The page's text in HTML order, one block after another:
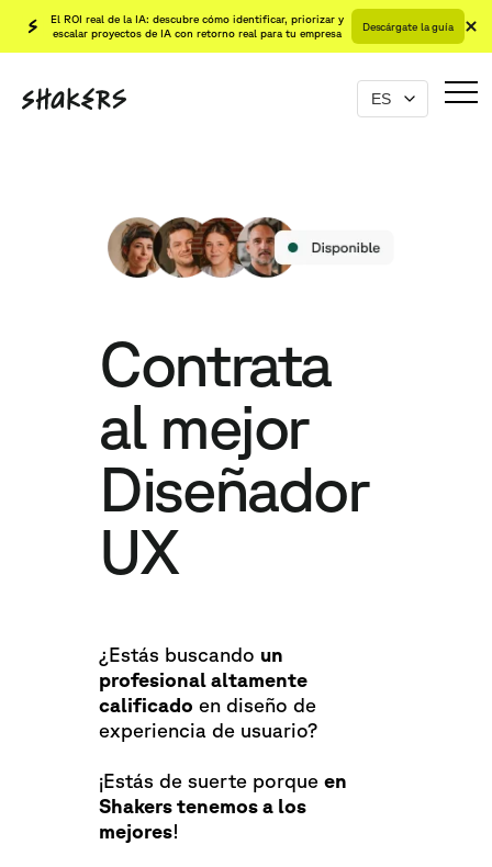
El ROI real de la IA: descubre cómo identificar, priorizar y
escalar proyectos de IA con retorno real para tu empresa
Descárgate la guía
Contrata
al mejor
Diseñador
UX
¿Estás buscando un
profesional altamente
calificado en diseño de
experiencia de usuario?
¡Estás de suerte porque en
Shakers tenemos a los
mejores!